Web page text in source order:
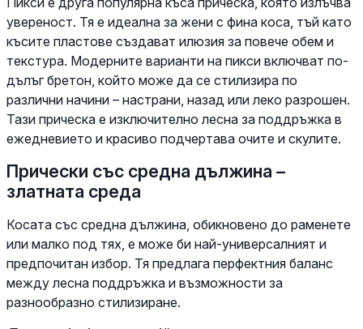
увереност. Тя е идеална за жени с фина коса, тъй като
късите пластове създават илюзия за повече обем и
текстура. Модерните варианти на пикси включват по-
дълъг бретон, който може да се стилизира по
различни начини – настрани, назад или леко разрошен.
Тази прическа е изключително лесна за поддръжка в
ежедневието и красиво подчертава очите и скулите.
Прически със средна дължина –
златната среда
Косата със средна дължина, обикновено до раменете
или малко под тях, е може би най-универсалният и
предпочитан избор. Тя предлага перфектния баланс
между лесна поддръжка и възможности за
разнообразно стилизиране.